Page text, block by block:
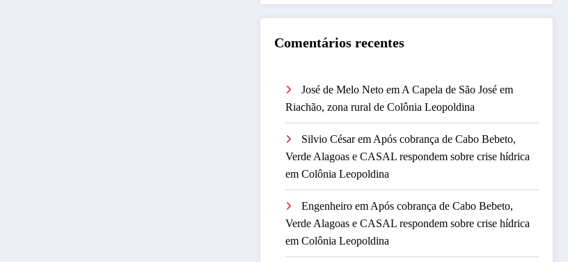
Comentários recentes
José de Melo Neto emA Capela de São José em
Riachão, zona rural de Colônia Leopoldina
Silvio CésaremApós cobrança de Cabo Bebeto,
Verde Alagoas e CASAL respondem sobre crise hídrica
em Colônia Leopoldina
Engenheiro emApós cobrança de Cabo Bebeto,
Verde Alagoas e CASAL respondem sobre crise hídrica
em Colônia Leopoldina